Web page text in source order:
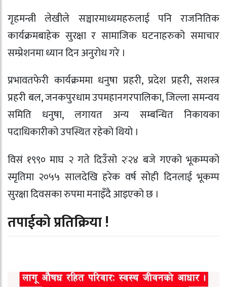
गृहमन्त्री लेखीले सञ्चारमाध्यमहरुलाई पनि राजनितिक
कार्यक्रमबाहेक सुरक्षा र सामाजिक घटनाहरुको समाचार
सम्प्रेशनमा ध्यान दिन अनुरोध गरे ।
प्रभावतफेरी कार्यक्रममा धनुषा प्रहरी, प्रदेश प्रहरी, सशस्त्र
प्रहरी बल, जनकपुरधाम उपमहानगरपालिका, जिल्ला समन्वय
समिति धनुषा, लगायत अन्य सम्बन्धित निकायका
पदाधिकारीको उपस्थित रहेको थियो ।
विसं १९९० माघ २ गते दिउँसो २ः२४ बजे गएको भूकम्पको
स्मृतिमा २०५५ सालदेखि हरेक वर्ष सोही दिनलाई भूकम्प
सुरक्षा दिवसका रुपमा मनाइँदै आइएको छ ।
तपाईको प्रतिक्रिया !